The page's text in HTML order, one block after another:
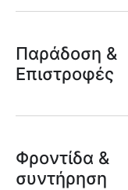
Παράδοση &
Επιστροφές
Φροντίδα &
συντήρηση